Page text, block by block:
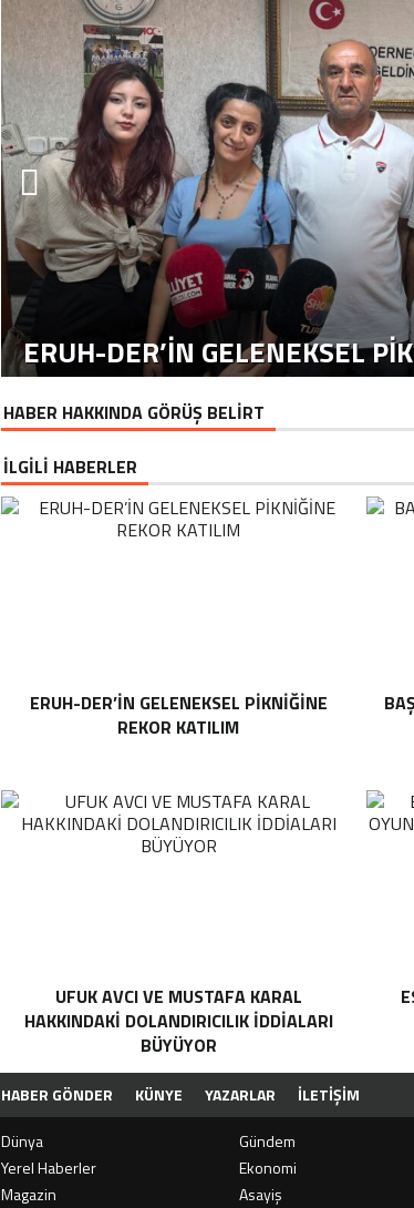
ERUH-DER’IN GELENEKSEL
HABER HAKKINDA GÖRÜŞ BELİRT
İLGİLİ HABERLER
ERUH-DER’IN GELENEKSEL PIKNIĞINE
REKOR KATILIM
UFUK AVCI VE MUSTAFA KARAL
HAKKINDAKI DOLANDIRICILIK İDDIALARI
BÜYÜYOR
HABER GÖNDER KÜNYE YAZARLAR
İLETIŞIM
Dünya
Gündem
Yerel Haberler
Ekonomi
Magazin
Asayiş